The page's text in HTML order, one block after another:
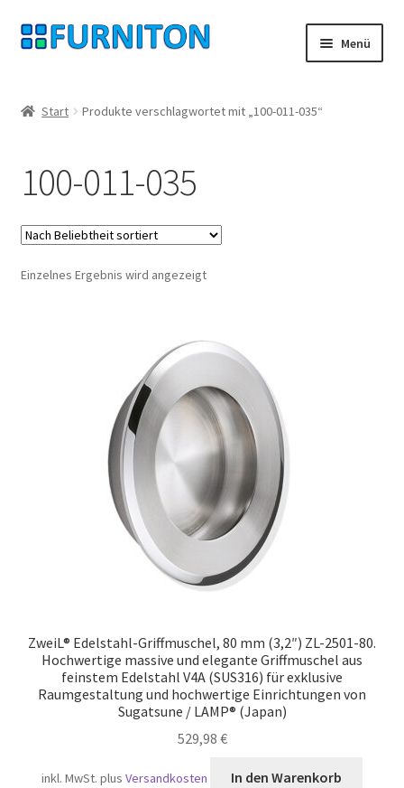
Zur
Navigation
Zum
Inhalt
Menü
Datenschutz
Widerrufsrecht
Kontakt
Start Produkte verschlagwortet mit „100-011-035“
100-011-035
Einzelnes Ergebnis wird angezeigt
ZweiL® Edelstahl-Griffmuschel, 80 mm (3,2″) ZL-2501-80.
Hochwertige massive und elegante Griffmuschel aus
feinstem Edelstahl V4A (SUS316) für exklusive
Raumgestaltung und hochwertige Einrichtungen von
Sugatsune / LAMP® (Japan)
529,98 €
inkl. MwSt. plusVersandkosten In den Warenkorb